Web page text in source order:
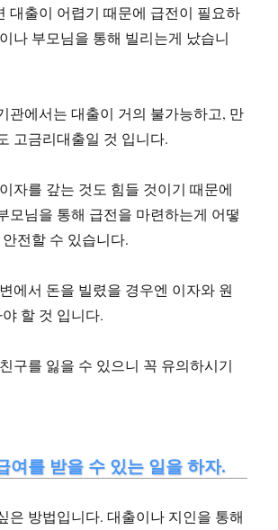
대출이 어렵기 때문에 급전이 필요하
나 부모님을 통해 빌리는게 났습니
관에서는 대출이 거의 불가능하고, 만
고금리대출일 것 입니다.
자를 갚는 것도 힘들 것이기 때문에
모님을 통해 급전을 마련하는게 어떻
전할 수 있습니다.
에서 돈을 빌렸을 경우엔 이자와 원
할 것 입니다.
구를 잃을 수 있으니 꼭 유의하시기
여를 받을 수 있는 일을 하자.
은 방법입니다. 대출이나 지인을 통해